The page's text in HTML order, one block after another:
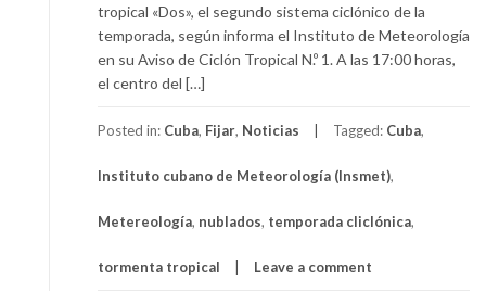
tropical «Dos», el segundo sistema ciclónico de la
temporada, según informa el Instituto de Meteorología
en su Aviso de Ciclón Tropical N.º 1. A las 17:00 horas,
el centro del […]
Posted in: Cuba, Fijar, Noticias Tagged: Cuba,
Instituto cubano de Meteorología (Insmet),
Metereología, nublados, temporada cliclónica,
tormenta tropical Leave a comment